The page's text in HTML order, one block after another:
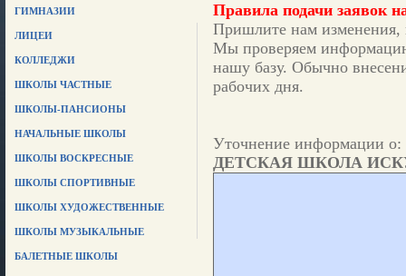
ГИМНАЗИИ
ЛИЦЕИ
КОЛЛЕДЖИ
ШКОЛЫ ЧАСТНЫЕ
ШКОЛЫ-ПАНСИОНЫ
НАЧАЛЬНЫЕ ШКОЛЫ
ШКОЛЫ ВОСКРЕСНЫЕ
ШКОЛЫ СПОРТИВНЫЕ
ШКОЛЫ ХУДОЖЕСТВЕННЫЕ
ШКОЛЫ МУЗЫКАЛЬНЫЕ
БАЛЕТНЫЕ ШКОЛЫ
Правила подачи заявок
Пришлите нам изменения,
Мы проверяем
нашу базу. Обычно
рабочих дня.
Уточнение информации о:
ДЕТСКАЯ ШКОЛА